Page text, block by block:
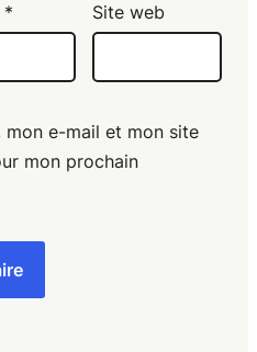
* Site web
mon e-mail et mon site
mon prochain